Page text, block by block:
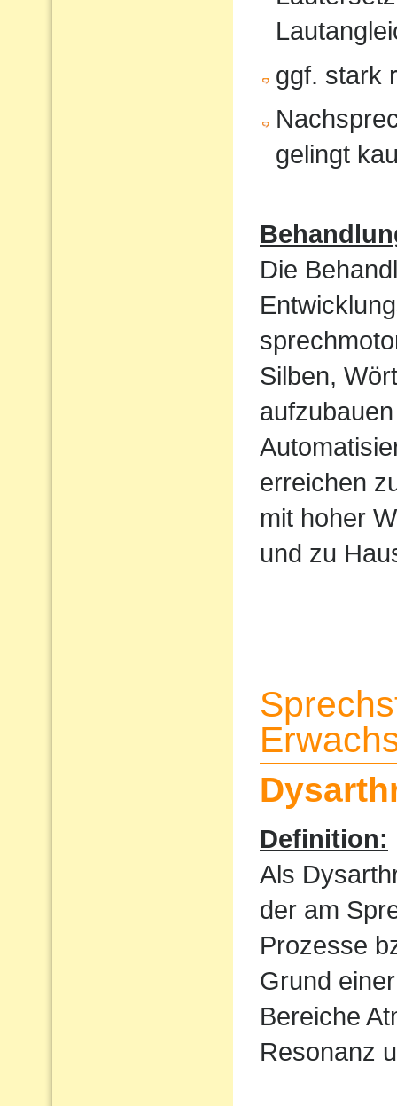
ggf. stark
gelingt
Die
Silben,
erreichen
mit hoher
und zu
Definition:
Als
der am
Prozesse
Grund
Bereiche
Resonanz